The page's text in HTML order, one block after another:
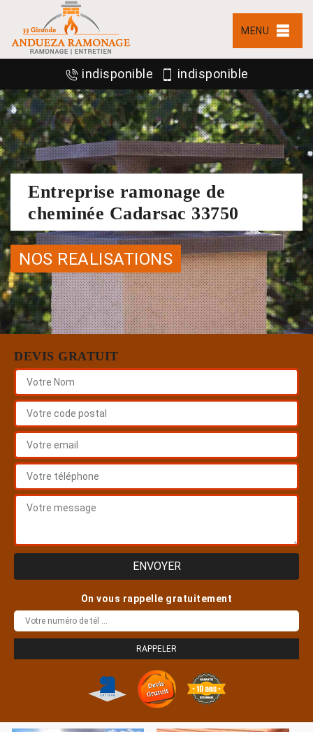
MENU
indisponible indisponible
Entreprise ramonage de
cheminée Cadarsac 33750
NOS REALISATIONS
DEVIS GRATUIT
On vous rappelle gratuitement